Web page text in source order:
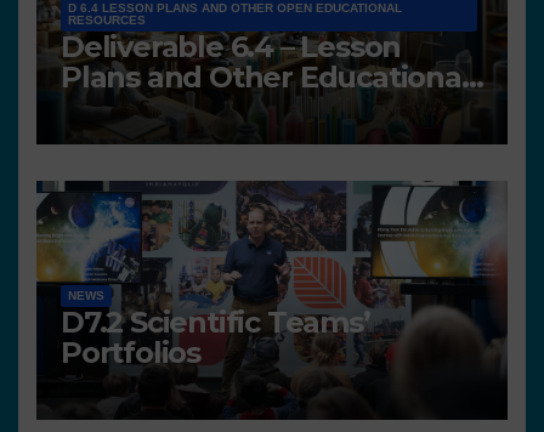
D 6.4 LESSON PLANS AND OTHER OPEN EDUCATIONAL
RESOURCES
Deliverable 6.4 – Lesson
Plans and Other Educational
resources
NEWS
D7.2 Scientific Teams’
Portfolios